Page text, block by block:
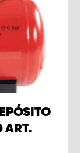
ART.